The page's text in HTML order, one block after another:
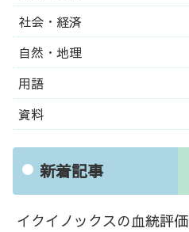
社会・経済
自然・地理
用語
資料
新着記事
イクイノックスの血統評価